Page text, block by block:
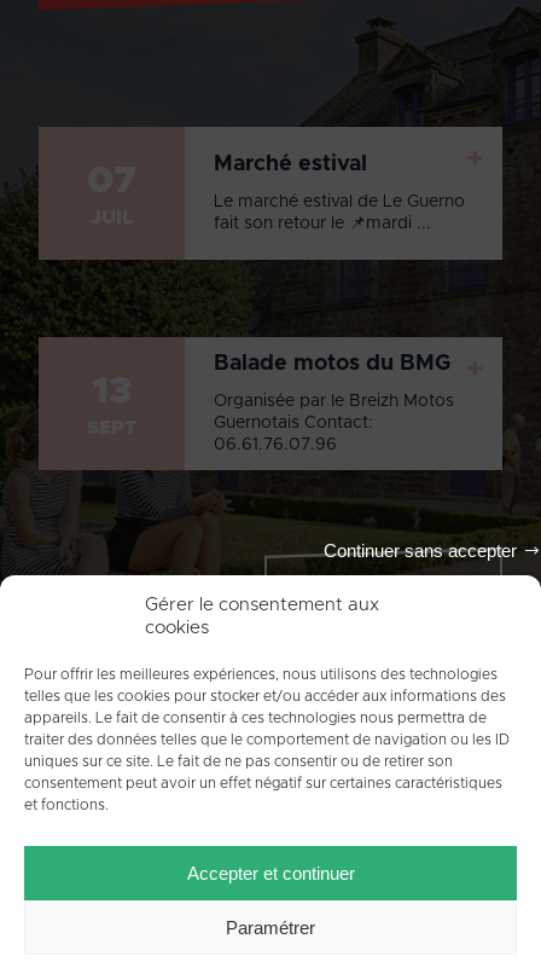
Gérer le consentement aux
cookies
Pour offrir les meilleures expériences, nous utilisons des technologies
telles que les cookies pour stocker et/ou accéder aux informations des
appareils. Le fait de consentir à ces technologies nous permettra de
traiter des données telles que le comportement de navigation ou les ID
uniques sur ce site. Le fait de ne pas consentir ou de retirer son
consentement peut avoir un effet négatif sur certaines caractéristiques
et fonctions.
Accepter et continuer
Continuer sans accepter
Paramétrer
Marché estival
Le marché estival de Le Guerno
fait son retour le 📌mardi ...
Balade motos du BMG
Organisée par le Breizh Motos
Guernotais Contact:
06.61.76.07.96
PLAN DU SITE
MENTIONS LÉGALES
CRÉDITS POLITIQUE DE COOKIES (UE)